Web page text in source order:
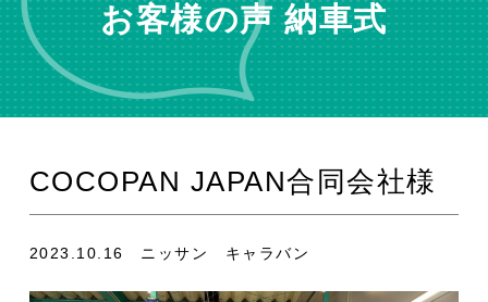
お客様の声 納車式
COCOPAN JAPAN合同会社様
2023.10.16 ニッサン キャラバン